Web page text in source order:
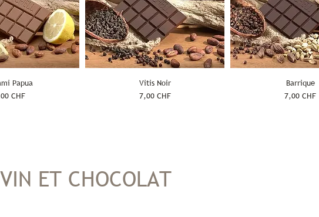
Papua
CHF
Vitis Noir
Prix
7,00 CHF
Barrique
Prix
7,00 CHF
VIN ET CHOCOLAT